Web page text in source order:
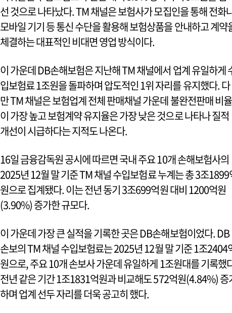
선 것으로 나타났다. TM 채널은 보험사가 모집인을 통해 전화
모바일 기기 등 통신 수단을 활용해 보험상품을 안내하고 계약
체결하는 대표적인 비대면 영업 방식이다.
이 가운데 DB손해보험은 지난해 TM 채널에서 업계 유일하게
입보험료 1조원을 돌파하며 압도적인 1위 자리를 유지했다. 다
만 TM 채널은 보험업계 전체 판매채널 가운데 불완전판매 비율
이 가장 높고 보험계약 유지율은 가장 낮은 것으로 나타나 질적
개선이 시급하다는 지적도 나온다.
16일 금융감독원 공시에 따르면 국내 주요 10개 손해보험사의
2025년 12월 말 기준 TM 채널 수입보험료 누계는 총 3조1899
원으로 집계됐다. 이는 전년 동기 3조699억원 대비 1200억원
(3.90%) 증가한 규모다.
이 가운데 가장 큰 실적을 기록한 곳은 DB손해보험이었다. DB
손보의 TM 채널 수입보험료는 2025년 12월 말 기준 1조2404
원으로, 주요 10개 손보사 가운데 유일하게 1조원대를 기록했
전년 같은 기간 1조1831억원과 비교해도 572억원(4.84%) 증
하며 업계 선두 자리를 더욱 공고히 했다.